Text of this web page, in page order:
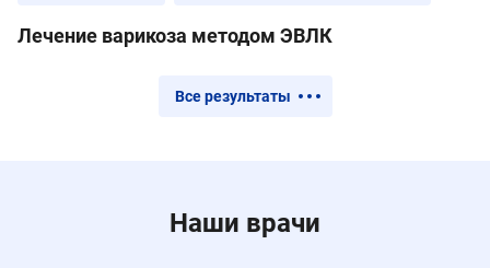
Лечение варикоза методом ЭВЛК
Все результаты
Наши врачи